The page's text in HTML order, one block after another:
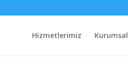
Hizmetlerimiz Kurumsal